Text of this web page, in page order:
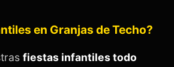
en Granjas de Techo?
fiestas infantiles todo